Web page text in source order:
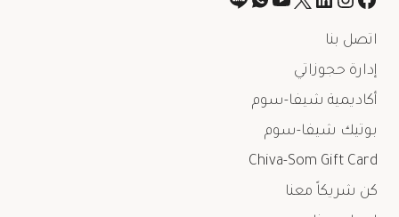
اتصل بنا
إدارة حجوزاتي
أكاديمية شيفا-سوم
بوتيك شيفا-سوم
Chiva-Som Gift Card
كن شريكاً معنا